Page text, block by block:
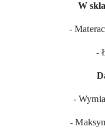
W
-
-
-
-